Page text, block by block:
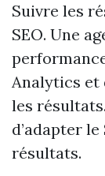
Suivre les
SEO. Une
Analytics et
les
d’adapter
résultats.